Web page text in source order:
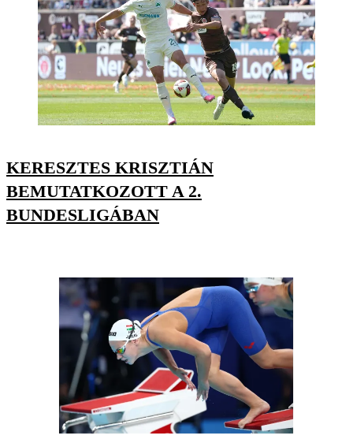
KERESZTES KRISZTIÁN
BEMUTATKOZOTT A 2.
BUNDESLIGÁBAN